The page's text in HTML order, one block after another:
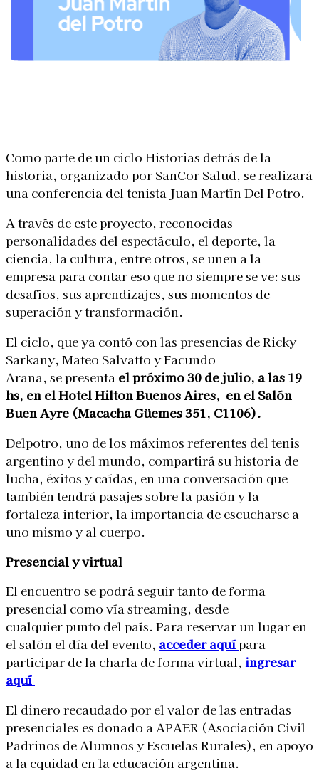
Como parte de un ciclo Historias detrás de la
historia, organizado por SanCor Salud, se realizará
una conferencia del tenista Juan Martín Del Potro.
A través de este proyecto, reconocidas
personalidades del espectáculo, el deporte, la
ciencia, la cultura, entre otros, se unen a la
empresa para contar eso que no siempre se ve: sus
desafíos, sus aprendizajes, sus momentos de
superación y transformación.
El ciclo, que ya contó con las presencias de Ricky
Sarkany, Mateo Salvatto y Facundo
Arana, se presenta el próximo 30 de julio, a las 19
hs, en el Hotel Hilton Buenos Aires, en el Salón
Buen Ayre (Macacha Güemes 351, C1106).
Delpotro, uno de los máximos referentes del tenis
argentino y del mundo, compartirá su historia de
lucha, éxitos y caídas, en una conversación que
también tendrá pasajes sobre la pasión y la
fortaleza interior, la importancia de escucharse a
uno mismo y al cuerpo.
Presencial y virtual
El encuentro se podrá seguir tanto de forma
presencial como vía streaming, desde
cualquier punto del país. Para reservar un lugar en
el salón el día del evento, acceder aquípara
participar de la charla de forma virtual, ingresar
aquí
El dinero recaudado por el valor de las entradas
presenciales es donado a APAER (Asociación Civil
Padrinos de Alumnos y Escuelas Rurales), en apoyo
a la equidad en la educación argentina.